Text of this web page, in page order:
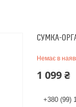
СУМКА-
Немає в
1 099 ₴
+380 (99)